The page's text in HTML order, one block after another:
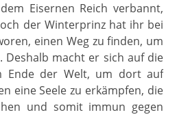
Eisernen Reich verbannt,
der Winterprinz hat ihr bei
einen Weg zu finden, um
Deshalb macht er sich auf die
Ende der Welt, um dort auf
eine Seele zu erkämpfen, die
und somit immun gegen